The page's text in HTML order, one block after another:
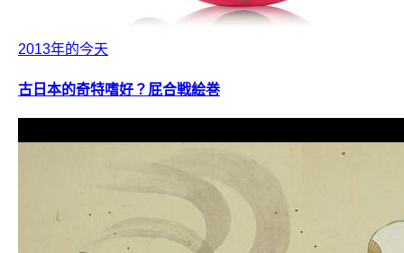
2013年的今天
古日本的奇特嗜好？屁合戦絵巻